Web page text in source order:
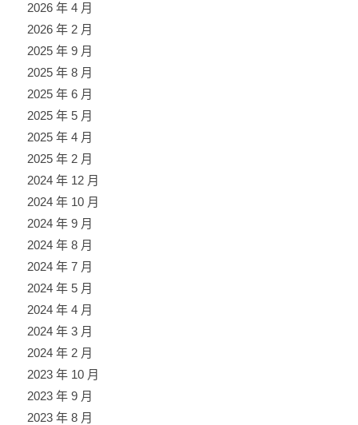
2026 年 4 月
2026 年 2 月
2025 年 9 月
2025 年 8 月
2025 年 6 月
2025 年 5 月
2025 年 4 月
2025 年 2 月
2024 年 12 月
2024 年 10 月
2024 年 9 月
2024 年 8 月
2024 年 7 月
2024 年 5 月
2024 年 4 月
2024 年 3 月
2024 年 2 月
2023 年 10 月
2023 年 9 月
2023 年 8 月